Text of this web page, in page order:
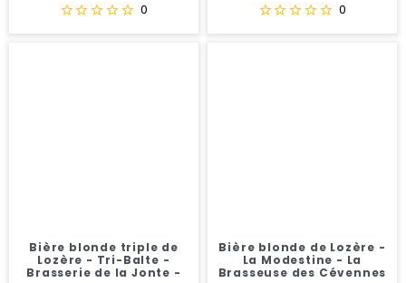
0 0
Bière blonde triple de
Lozère - Tri-Balte -
Brasserie de la Jonte -
Bière blonde de Lozère -
La Modestine - La
Brasseuse des Cévennes